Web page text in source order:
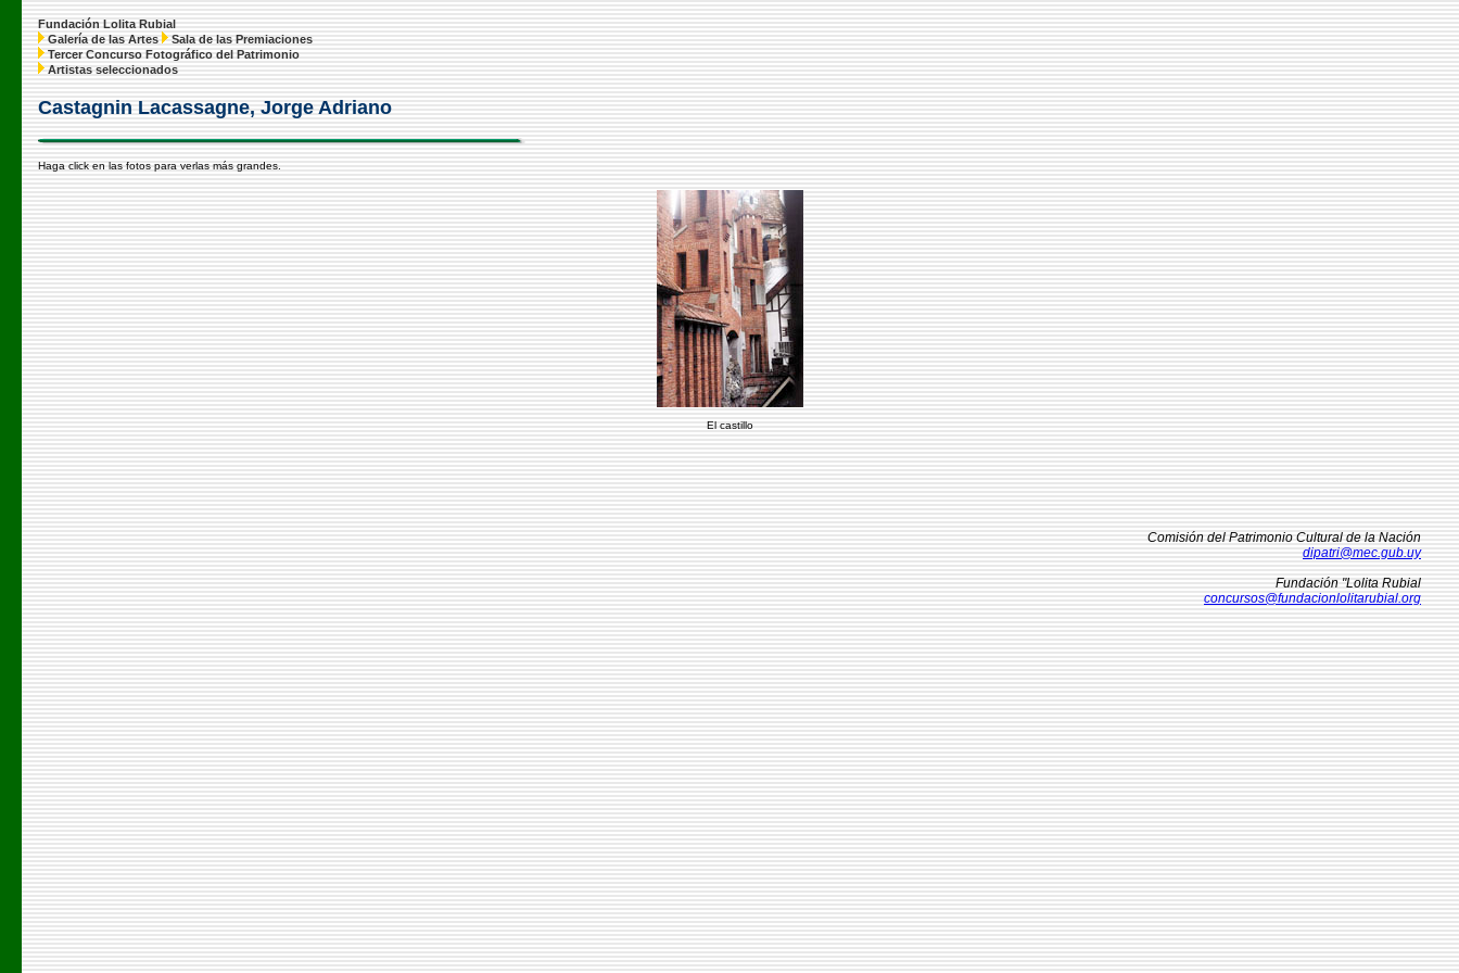
Fundación Lolita Rubial
Galería de las Artes
Sala de las Premiaciones
Tercer Concurso Fotográfico del Patrimonio
Artistas seleccionados
Castagnin Lacassagne, Jorge Adriano
Haga click en las fotos para verlas más grandes.
El castillo
Comisión del Patrimonio Cultural de la Nación
dipatri@mec.gub.uy
Fundación "Lolita Rubial
concursos@fundacionlolitarubial.org